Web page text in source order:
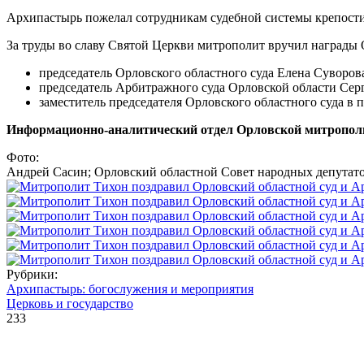
Архипастырь пожелал сотрудникам судебной системы
За труды во славу Святой Церкви митрополит вручил
председатель Орловского областного суда Елена
председатель Арбитражного суда Орловской области
заместитель председателя Орловского областного суда
Информационно-аналитический отдел Орловской
Фото:
Андрей Сасин; Орловский областной Совет народных
Рубрики:
Архипастырь: богослужения и мероприятия
Церковь и государство
233